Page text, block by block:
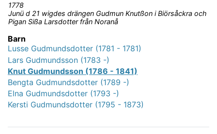
1778
Junü d 21 wigdes drängen Gudmun Knutßon i Biörsåckra och
Pigan Sißa Larsdotter från Noranå
Barn
Lusse Gudmundsdotter (1781 - 1781)
Lars Gudmundsson (1783 -)
Knut Gudmundsson (1786 - 1841)
Bengta Gudmundsdotter (1789 -)
Elna Gudmundsdotter (1793 -)
Kersti Gudmundsdotter (1795 - 1873)